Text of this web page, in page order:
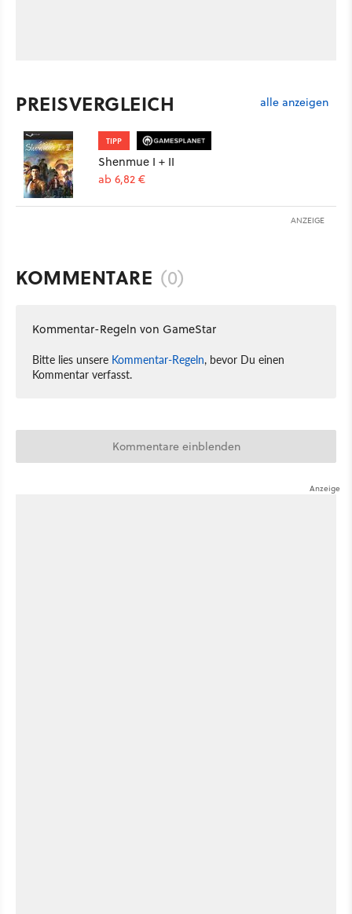
PREISVERGLEICH alle anzeigen
TIPP
Shenmue I + II
ab 6,82 €
ANZEIGE
KOMMENTARE (0)
Kommentar-Regeln von GameStar
Bitte lies unsere Kommentar-Regeln, bevor Du einen
Kommentar verfasst.
Kommentare einblenden